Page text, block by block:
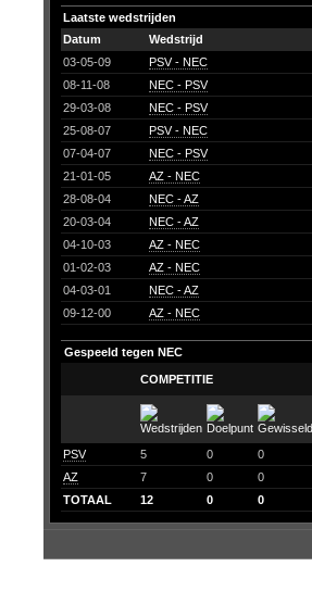
Laatste wedstrijden
Datum
Wedstrijd
03-05-09
PSV - NEC
08-11-08
NEC - PSV
29-03-08
NEC - PSV
25-08-07
PSV - NEC
07-04-07
NEC - PSV
21-01-05
AZ - NEC
28-08-04
NEC - AZ
20-03-04
NEC - AZ
04-10-03
AZ - NEC
01-02-03
AZ - NEC
04-03-01
NEC - AZ
09-12-00
AZ - NEC
Gespeeld tegen NEC
COMPETITIE
PSV 5 0 0
AZ
7 0 0
TOTAAL
12 0 0